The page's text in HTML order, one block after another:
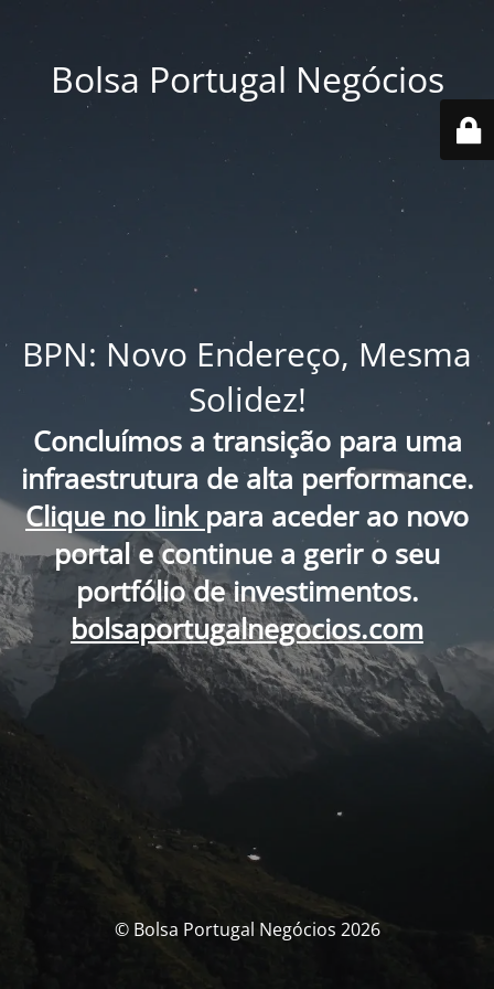
Bolsa Portugal Negócios
BPN: Novo Endereço, Mesma
Solidez!
Concluímos a transição para uma
infraestrutura de alta performance.
Clique no link para aceder ao novo
portal e continue a gerir o seu
portfólio de investimentos.
bolsaportugalnegocios.com
© Bolsa Portugal Negócios 2026